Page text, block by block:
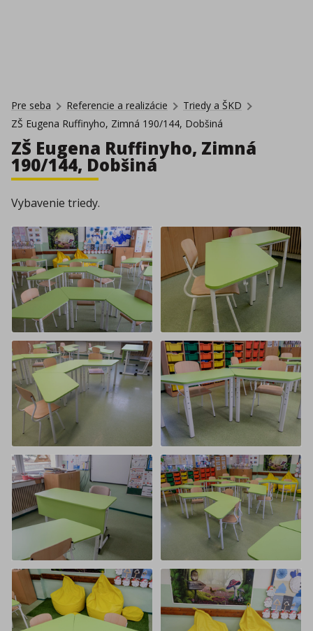
Pre seba Referencie a realizácie
Triedy a ŠKD
ZŠ Eugena Ruffinyho, Zimná 190/144, Dobšiná
ZŠ Eugena Ruffinyho, Zimná
190/144, Dobšiná
Vybavenie triedy.